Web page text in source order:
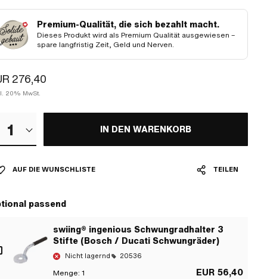
Premium-Qualität, die sich bezahlt macht.
Dieses Produkt wird als Premium Qualität ausgewiesen –
spare langfristig Zeit, Geld und Nerven.
276,40
20% MwSt.
1 IN DEN WARENKORB
AUF DIE WUNSCHLISTE TEILEN
passend
swiing® ingenious Schwungradhalter 3
Stifte (Bosch / Ducati Schwungräder)
Nicht lagernd 20536
Menge: 1 EUR 56,40